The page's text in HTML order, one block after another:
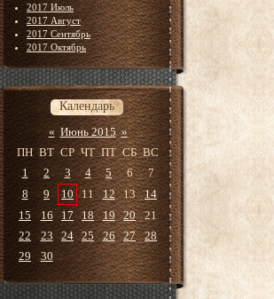
2017 Июль
2017 Август
2017 Сентябрь
2017 Октябрь
Календарь
« Июнь 2015 »
ПН ВТ СР ЧТ ПТ СБ ВС
1
2 3 4 5 6
7
8
9 10 11 12 13
14
15
16 17 18 19 20
21
22
23 24 25 26 27
28
29
30